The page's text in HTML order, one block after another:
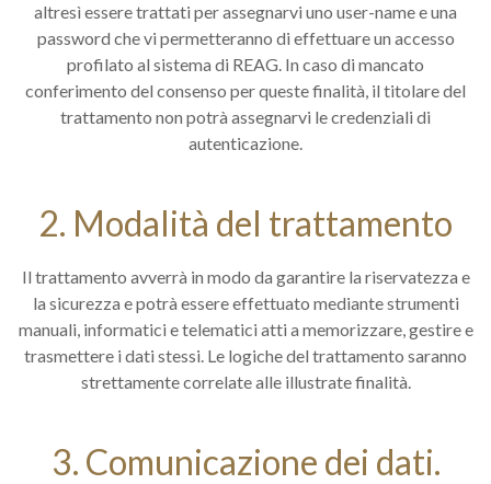
altresì essere trattati per assegnarvi uno user-name e una
password che vi permetteranno di effettuare un accesso
profilato al sistema di REAG. In caso di mancato
conferimento del consenso per queste finalità, il titolare del
trattamento non potrà assegnarvi le credenziali di
autenticazione.
2. Modalità del trattamento
Il trattamento avverrà in modo da garantire la riservatezza e
la sicurezza e potrà essere effettuato mediante strumenti
manuali, informatici e telematici atti a memorizzare, gestire e
trasmettere i dati stessi. Le logiche del trattamento saranno
strettamente correlate alle illustrate finalità.
3. Comunicazione dei dati.